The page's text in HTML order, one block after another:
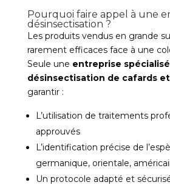
Pourquoi faire appel à une
désinsectisation ?
Les produits vendus en grande
rarement efficaces face à une
Seule une entreprise
désinsectisation de cafards
garantir :
L’utilisation de traitements
approuvés
L’identification précise de
germanique, orientale,
Un protocole adapté et